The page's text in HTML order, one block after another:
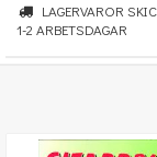
LAGERVAROR
1-2 ARBETSDAGAR